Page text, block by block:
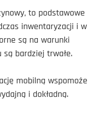
to podstawowe
inwentaryzacji i w
są na warunki
bardziej trwałe.
mobilną wspomoże
i dokładną.